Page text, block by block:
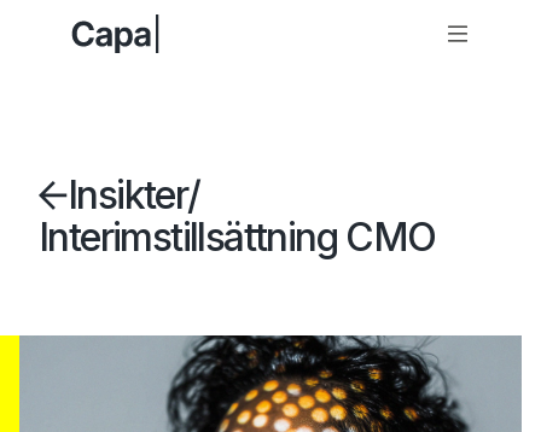
Insikter/
Interimstillsättning CMO